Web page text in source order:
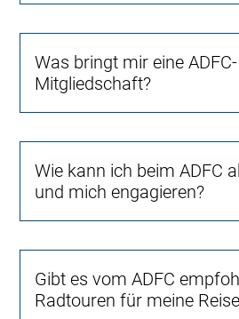
Was bringt mir eine ADFC-
Mitgliedschaft?
Wie kann ich beim ADFC
und mich engagieren?
Gibt es vom ADFC
Radtouren für meine